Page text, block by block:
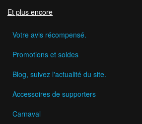
Et plus encore
Votre avis récompensé.
Promotions et soldes
Blog, suivez l'actualité du site.
Accessoires de supporters
Carnaval